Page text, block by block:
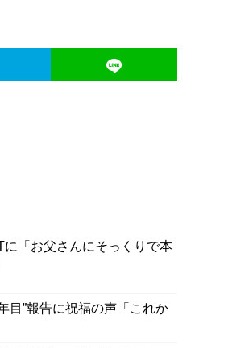
「お父さんにそっくりで本
目”報告に祝福の声「これか